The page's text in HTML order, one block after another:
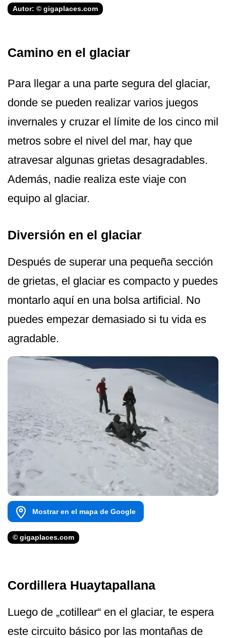
Autor: © gigaplaces.com
Camino en el glaciar
Para llegar a una parte segura del glaciar,
donde se pueden realizar varios juegos
invernales y cruzar el límite de los cinco mil
metros sobre el nivel del mar, hay que
atravesar algunas grietas desagradables.
Además, nadie realiza este viaje con
equipo al glaciar.
Diversión en el glaciar
Después de superar una pequeña sección
de grietas, el glaciar es compacto y puedes
montarlo aquí en una bolsa artificial. No
puedes empezar demasiado si tu vida es
agradable.
Mostrar en el mapa de Google
© gigaplaces.com
Cordillera Huaytapallana
Luego de „cotillear“ en el glaciar, te espera
este circuito básico por las montañas de